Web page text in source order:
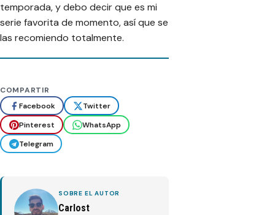
temporada, y debo decir que es mi
serie favorita de momento, así que se
las recomiendo totalmente.
COMPARTIR
Facebook
Twitter
Pinterest
WhatsApp
Telegram
SOBRE EL AUTOR
Carlost